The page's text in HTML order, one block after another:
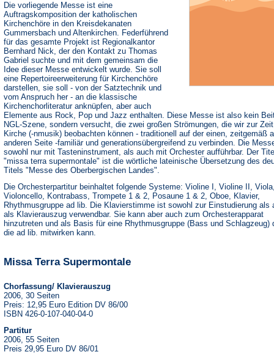
Die vorliegende Messe ist eine
Auftragskomposition der katholischen
Kirchenchöre in den Kreisdekanaten
Gummersbach und Altenkirchen. Federführend
für das gesamte Projekt ist Regionalkantor
Bernhard Nick, der den Kontakt zu Thomas
Gabriel suchte und mit dem gemeinsam die
Idee dieser Messe entwickelt wurde. Sie soll
eine Repertoireerweiterung für Kirchenchöre
darstellen, sie soll - von der Satztechnik und
vom Anspruch her - an die klassische
Kirchenchorliteratur anknüpfen, aber auch
Elemente aus Rock, Pop und Jazz enthalten. Diese Messe ist also kein
NGL-Szene, sondern versucht, die zwei großen Strömungen, die wir zur
Kirche (-nmusik) beobachten können - traditionell auf der einen, zeitgemäß
anderen Seite -familiär und generationsübergreifend zu verbinden. Die
sowohl nur mit Tasteninstrument, als auch mit Orchester aufführbar. Der
"missa terra supermontale" ist die wörtliche lateinische Übersetzung des
Titels "Messe des Oberbergischen Landes".
Die Orchesterpartitur beinhaltet folgende Systeme: Violine I, Violine II,
Violoncello, Kontrabass, Trompete 1 & 2, Posaune 1 & 2, Oboe, Klavier,
Rhythmusgruppe ad lib. Die Klavierstimme ist sowohl zur Einstudierung als
als Klavierauszug verwendbar. Sie kann aber auch zum Orchesterapparat
hinzutreten und als Basis für eine Rhythmusgruppe (Bass und Schlagzeug)
die ad lib. mitwirken kann.
Missa Terra Supermontale
Chorfassung/ Klavierauszug
2006, 30 Seiten
Preis: 12,95 Euro Edition DV 86/00
ISBN 426-0-107-040-04-0
Partitur
2006, 55 Seiten
Preis 29,95 Euro DV 86/01